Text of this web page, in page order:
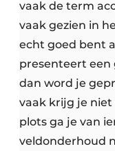
vaak de term
vaak gezien in
echt goed bent
presenteert een
dan word je
vaak krijg je
plots ga je van
veldonderhoud